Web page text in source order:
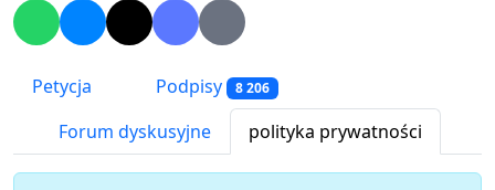
Petycja Podpisy 8 206
Forum dyskusyjne polityka prywatności